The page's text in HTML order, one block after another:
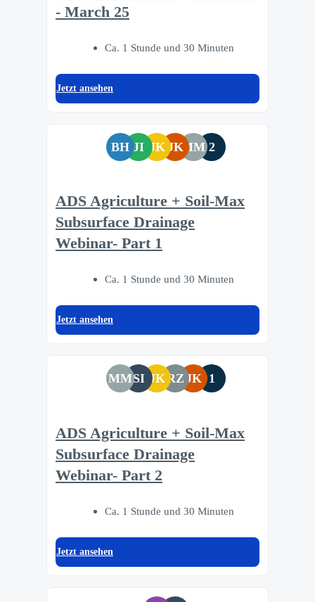
- March 25
Ca. 1 Stunde und 30 Minuten
Jetzt ansehen
BH JI JK JKMM 2
ADS Agriculture + Soil-Max
Subsurface Drainage
Webinar- Part 1
Ca. 1 Stunde und 30 Minuten
Jetzt ansehen
MMSI JK RZ JK 1
ADS Agriculture + Soil-Max
Subsurface Drainage
Webinar- Part 2
Ca. 1 Stunde und 30 Minuten
Jetzt ansehen